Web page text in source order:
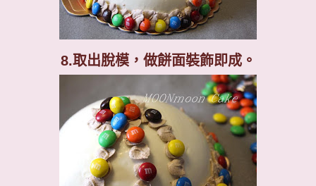
8.取出脫模，做餅面裝飾即成。